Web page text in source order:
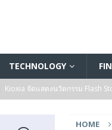
TECHNOLOGY
Kioxia จัดแสดงนวัตกรรม Flash
HOME